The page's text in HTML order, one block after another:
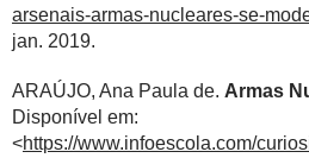
arsenais-armas-nucleares-se-
jan. 2019.
ARAÚJO, Ana Paula de. Armas
Disponível em:
<https://www.infoescola.com/